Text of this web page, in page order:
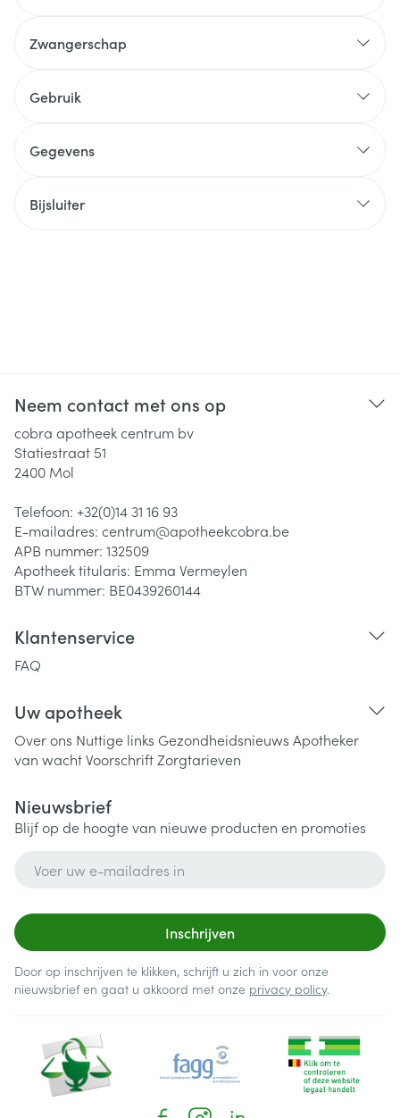
Zwangerschap
Gebruik
Gegevens
Bijsluiter
Neem contact met ons op
cobra apotheek centrum bv
Statiestraat 51
2400 Mol
Telefoon: +32(0)14 31 16 93
E-mailadres: centrum@apotheekcobra.be
APB nummer: 132509
Apotheek titularis: Emma Vermeylen
BTW nummer: BE0439260144
Klantenservice
FAQ
Uw apotheek
Over ons Nuttige links Gezondheidsnieuws Apotheker
van wachtVoorschriftZorgtarieven
Nieuwsbrief
Blijf op de hoogte van nieuwe producten en promoties
Inschrijven
Door op inschrijven te klikken, schrijft u zich in voor onze
nieuwsbrief en gaat u akkoord met onze privacy policy.